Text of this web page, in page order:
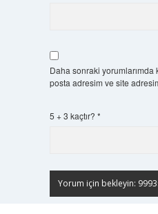
Daha sonraki yorumlarımda
posta adresim ve site
5 + 3 kaçtır? *